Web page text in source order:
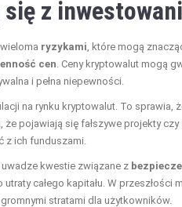
z
ryzykami , które mogą
cen . Ceny kryptowalut mogą
i pełna niepewności.
na rynku kryptowalut. To sprawia,
pojawiają się fałszywe projekty
z ich funduszami.
kwestie związane z
całego kapitału. W przeszłości
stratami dla użytkowników.